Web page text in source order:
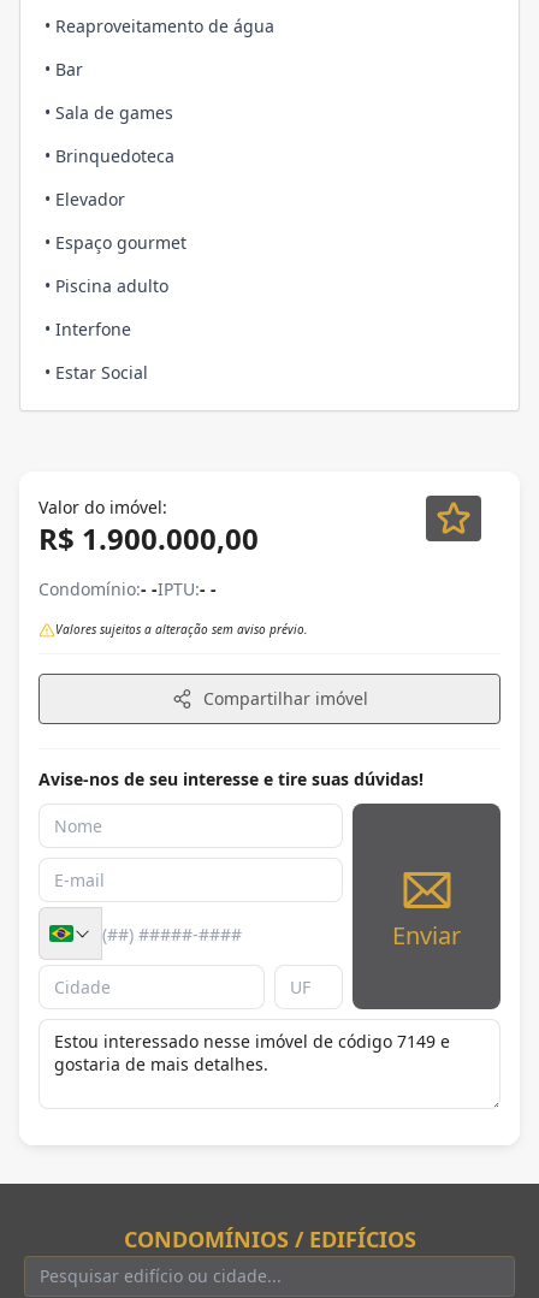
• Reaproveitamento de água
• Bar
• Sala de games
• Brinquedoteca
• Elevador
• Espaço gourmet
• Piscina adulto
• Interfone
• Estar Social
Valor do imóvel:
R$ 1.900.000,00
Condomínio:- -IPTU:- -
Valores sujeitos a alteração sem aviso prévio.
Compartilhar imóvel
Avise-nos de seu interesse e tire suas dúvidas!
Enviar
CONDOMÍNIOS / EDIFÍCIOS